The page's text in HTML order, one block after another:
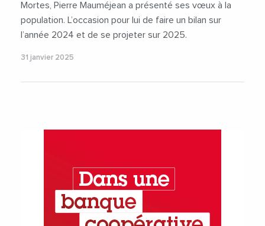
Mortes, Pierre Mauméjean a présenté ses vœux à la
population. L’occasion pour lui de faire un bilan sur
l’année 2024 et de se projeter sur 2025.
31 janvier 2025